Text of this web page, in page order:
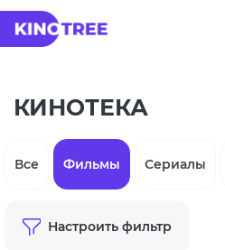
КИНОТЕКА
Все Фильмы Сериалы
Настроить фильтр